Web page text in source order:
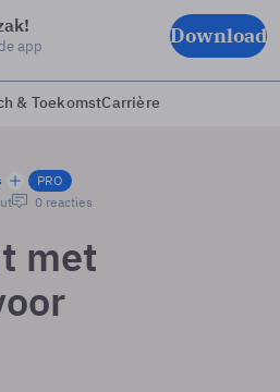
app Download
& ToekomstCarrière
PRO
0 reacties
met